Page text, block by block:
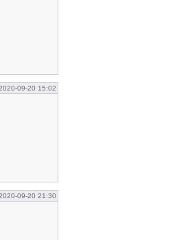
09-20 15:02
09-20 21:30